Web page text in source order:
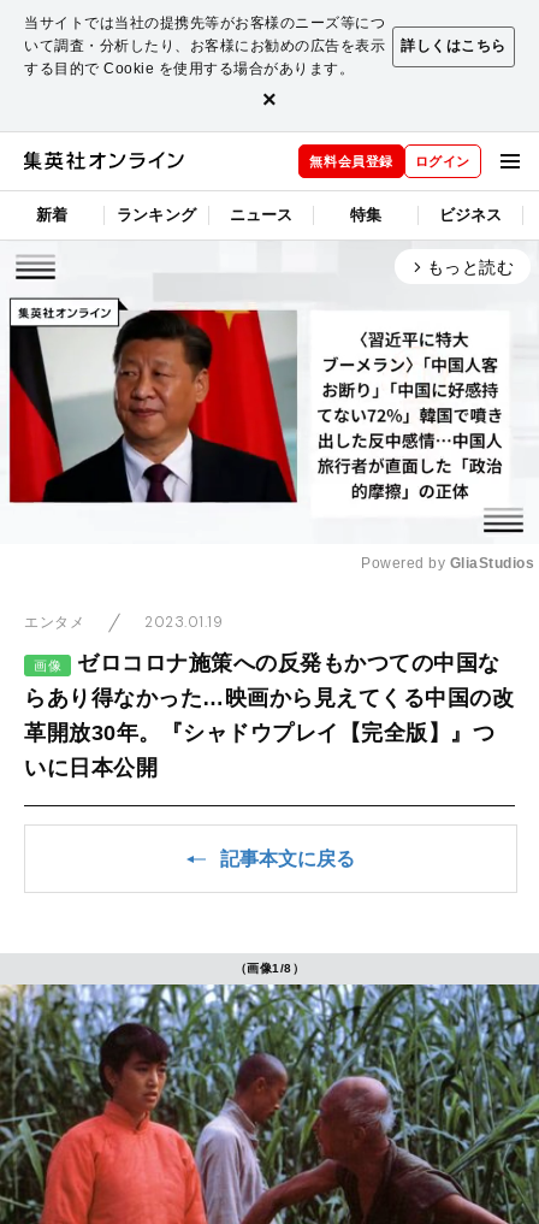
当サイトでは当社の提携先等がお客様のニーズ等につ
いて調査・分析したり、お客様にお勧めの広告を表示
する目的で Cookie を使用する場合があります。
詳しくはこちら
×
無料会員登録 ログイン
新着 ランキング ニュース 特集 ビジネス
arrow_forward_ios もっと読む
Powered by GliaStudios
エンタメ 2023.01.19
画像
ゼロコロナ施策への反発もかつての中国な
らあり得なかった…映画から見えてくる中国の改
革開放30年。『シャドウプレイ【完全版】』つ
いに日本公開
記事本文に戻る
（画像1/8）